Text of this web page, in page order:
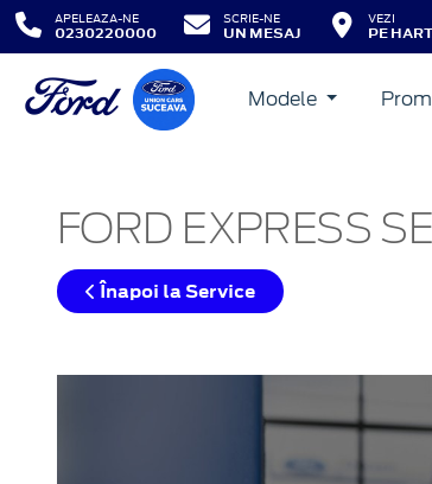
APELEAZA-NE
0230220000
SCRIE-NE
UN MESAJ
VEZI
PE
Modele
FORD EXPRESS
Înapoi la Service